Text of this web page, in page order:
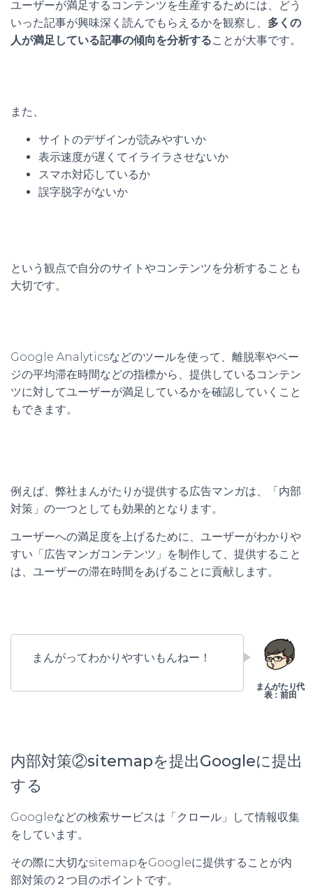
ユーザーが満足するコンテンツを生産するためには、どう
いった記事が興味深く読んでもらえるかを観察し、 多くの
人が満足している記事の傾向を分析することが大事です。
また、
サイトのデザインが読みやすいか
表示速度が遅くてイライラさせないか
スマホ対応しているか
誤字脱字がないか
という観点で自分のサイトやコンテンツを分析することも
大切です。
Google Analyticsなどのツールを使って、離脱率やペー
ジの平均滞在時間などの指標から、提供しているコンテン
ツに対してユーザーが満足しているかを確認していくこと
もできます。
例えば、弊社まんがたりが提供する広告マンガは、「内部
対策」の一つとしても効果的となります。
ユーザーへの満足度を上げるために、ユーザーがわかりや
すい「広告マンガコンテンツ」を制作して、提供すること
は、ユーザーの滞在時間をあげることに貢献します。
まんがってわかりやすいもんねー！
内部対策②sitemapを提出Googleに提出
する
Googleなどの検索サービスは「クロール」して情報収集
をしています。
その際に大切なsitemapをGoogleに提供することが内
部対策の２つ目のポイントです。